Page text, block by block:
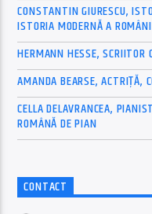
CONSTANTIN GIURESCU,
ISTORIA MODERNĂ A
HERMANN HESSE, SCRIITOR
AMANDA BEARSE, ACTRIȚĂ,
CELLA DELAVRANCEA,
ROMÂNĂ DE PIAN
CONTACT